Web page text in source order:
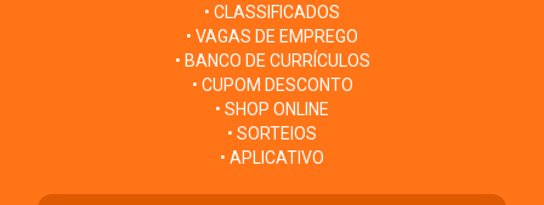
• CLASSIFICADOS
• VAGAS DE EMPREGO
• BANCO DE CURRÍCULOS
• CUPOM DESCONTO
• SHOP ONLINE
• SORTEIOS
• APLICATIVO